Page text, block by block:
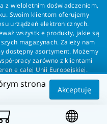
z wieloletnim doświadczeniem,
Swoim klientom oferujemy
urządzeń elektronicznych.
wszystkie produkty, jakie są
magazynach. Zależy nam
dostępny asortyment. Możemy
zarówno z klientami
całej Unii Europejskiej.
każdego klienta oraz szybką i
Wasserman - wszystko dla
dla Wasserman.eu
strona
Akceptuję